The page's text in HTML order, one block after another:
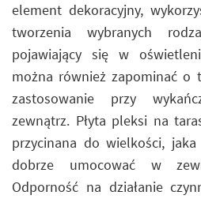
element dekoracyjny,
tworzenia wybranych
pojawiający się w
można również zapominać o
zastosowanie przy
zewnątrz. Płyta pleksi na
przycinana do wielkości,
dobrze umocować w
Odporność na działanie